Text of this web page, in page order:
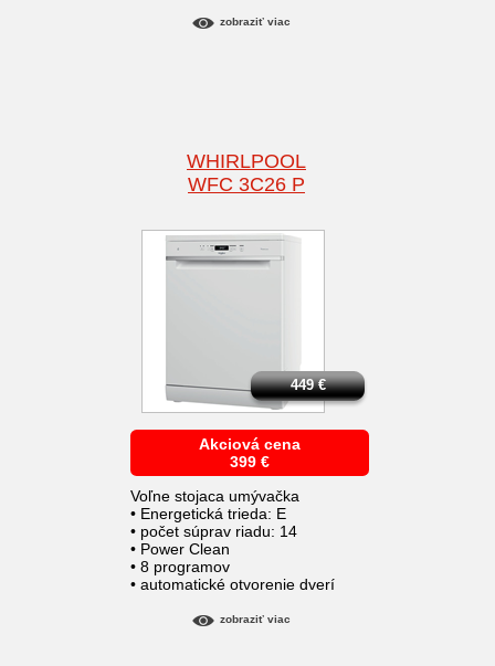
zobraziť viac
WHIRLPOOL
WFC 3C26 P
Akciová cena
399 €
Voľne stojaca umývačka
• Energetická trieda: E
• počet súprav riadu: 14
• Power Clean
• 8 programov
• automatické otvorenie dverí
449€
zobraziť viac